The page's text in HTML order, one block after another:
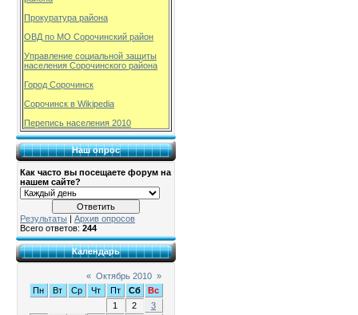
Прокуратура района
ОВД по МО Сорочинский район
Управление социальной защиты
населения Сорочинского района
Город Сорочинск
Сорочинск в Wikipedia
Перепись населения 2010
Наш опрос
Как часто вы посещаете форум на
нашем сайте?
Результаты
Архив опросов
Всего ответов: 244
Календарь
« Октябрь 2010 »
Пн
Вт Ср Чт Пт Сб
Вс
1
2
3